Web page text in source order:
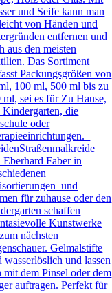
und Seife kann man
von Händen und
entfernen und
aus den meisten
Das Sortiment
Packungsgrößen von
100 ml, 500 ml bis zu
ml, sei es für Zu Hause,
Kindergarten, die
oder
Straßenmalkreide
Eberhard Faber in
und
für zuhause oder den
schaffen
Kunstwerke
nächsten
Gelmalstifte
wasserlöslich und lassen
mit dem Pinsel oder dem
auftragen. Perfekt für